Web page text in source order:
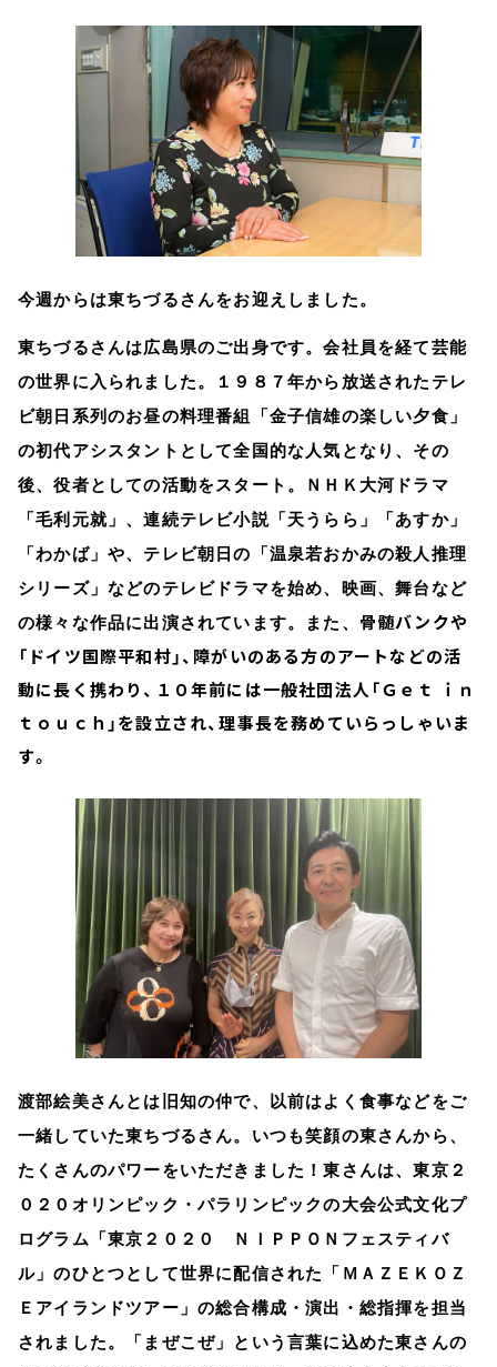
今週からは東ちづるさんをお迎えしました。
東ちづるさんは広島県のご出身です。会社員を経て芸能
の世界に入られました。１９８７年から放送されたテレ
ビ朝日系列のお昼の料理番組「金子信雄の楽しい夕食」
の初代アシスタントとして全国的な人気となり、その
後、役者としての活動をスタート。ＮＨＫ大河ドラマ
「毛利元就」、連続テレビ小説「天うらら」「あすか」
「わかば」や、テレビ朝日の「温泉若おかみの殺人推理
シリーズ」などのテレビドラマを始め、映画、舞台など
の様々な作品に出演されています。また、 骨髄バンクや
「ドイツ国際平和村」、障がいのある方のアートなどの活
動に長く携わり、１０年前には一般社団法人「Ｇｅｔ ｉｎ
ｔｏｕｃｈ」を設立され、理事長を務めていらっしゃいま
す。
渡部絵美さんとは旧知の仲で、以前はよく食事などをご
一緒していた東ちづるさん。いつも笑顔の東さんから、
たくさんのパワーをいただきました！東さんは、東京２
０２０ オリンピック・パラリンピックの大会公式文化プ
ログラム「東京２０２０ ＮＩＰＰＯＮフェスティバ
ル」のひとつとして世界に配信された「ＭＡＺＥＫＯＺ
Ｅアイランドツアー」の総合構成・演出・ 総指揮を担当
されました。「まぜこぜ」という言葉に込めた東さんの